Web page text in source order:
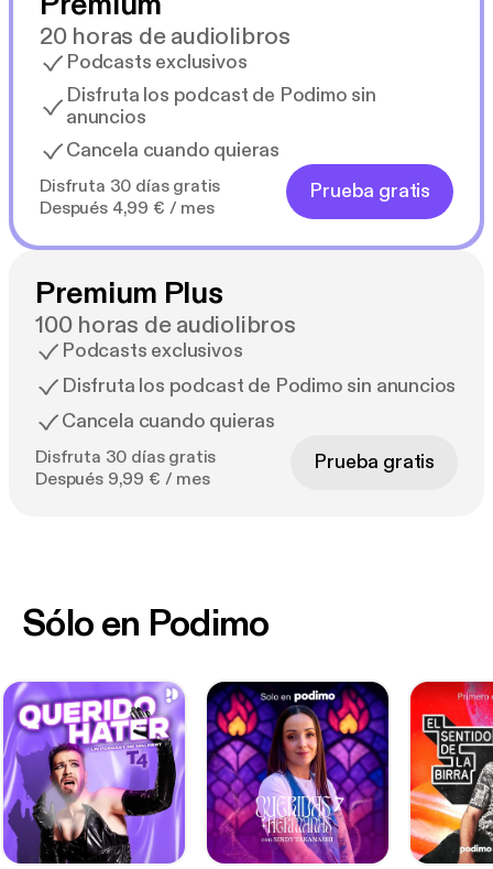
20 horas de audiolibros
Podcasts exclusivos
Disfruta los podcast de Podimo sin
anuncios
Cancela cuando quieras
Disfruta 30 días gratis
Después 4,99 € / mes
Prueba gratis
Premium Plus
100 horas de audiolibros
Podcasts exclusivos
Disfruta los podcast de Podimo sin anuncios
Cancela cuando quieras
Disfruta 30 días gratis
Después 9,99 € / mes
Prueba gratis
Sólo en Podimo